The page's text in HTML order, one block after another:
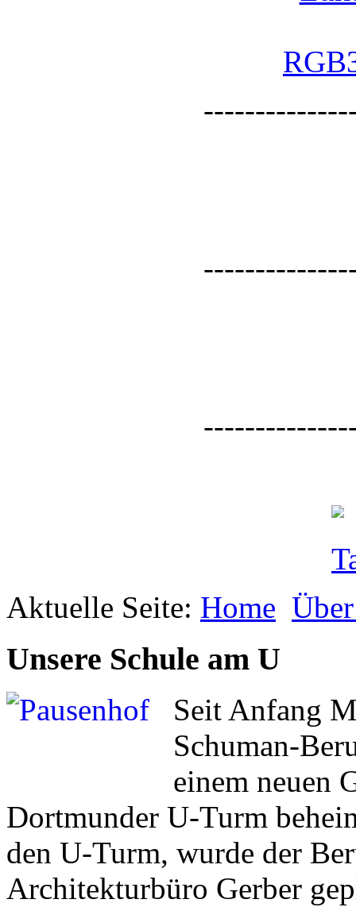
Aktuelle Seite: Home
Unsere Schule am U
Seit Anfang
Schuman-
einem neuen
Dortmunder U-Turm
den U-Turm, wurde der
Architekturbüro Gerber